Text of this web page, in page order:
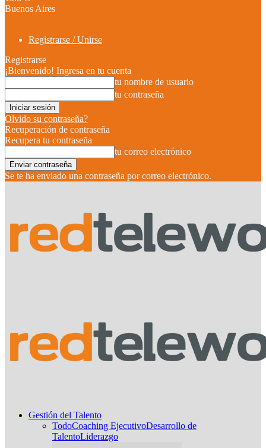
Buenos Aires
Registrarse / Unirse
Registrarse
¡Bienvenido! Ingresa en tu cuenta
tu nombre de usuario
tu contraseña
Olvido su contraseña?
Recuperación de contraseña
Recupera tu contraseña
tu correo electrónico
Se te ha enviado una contraseña por correo electrónico.
Gestión del Talento
TodoCoaching EjecutivoDesarrollo de
TalentoLiderazgo